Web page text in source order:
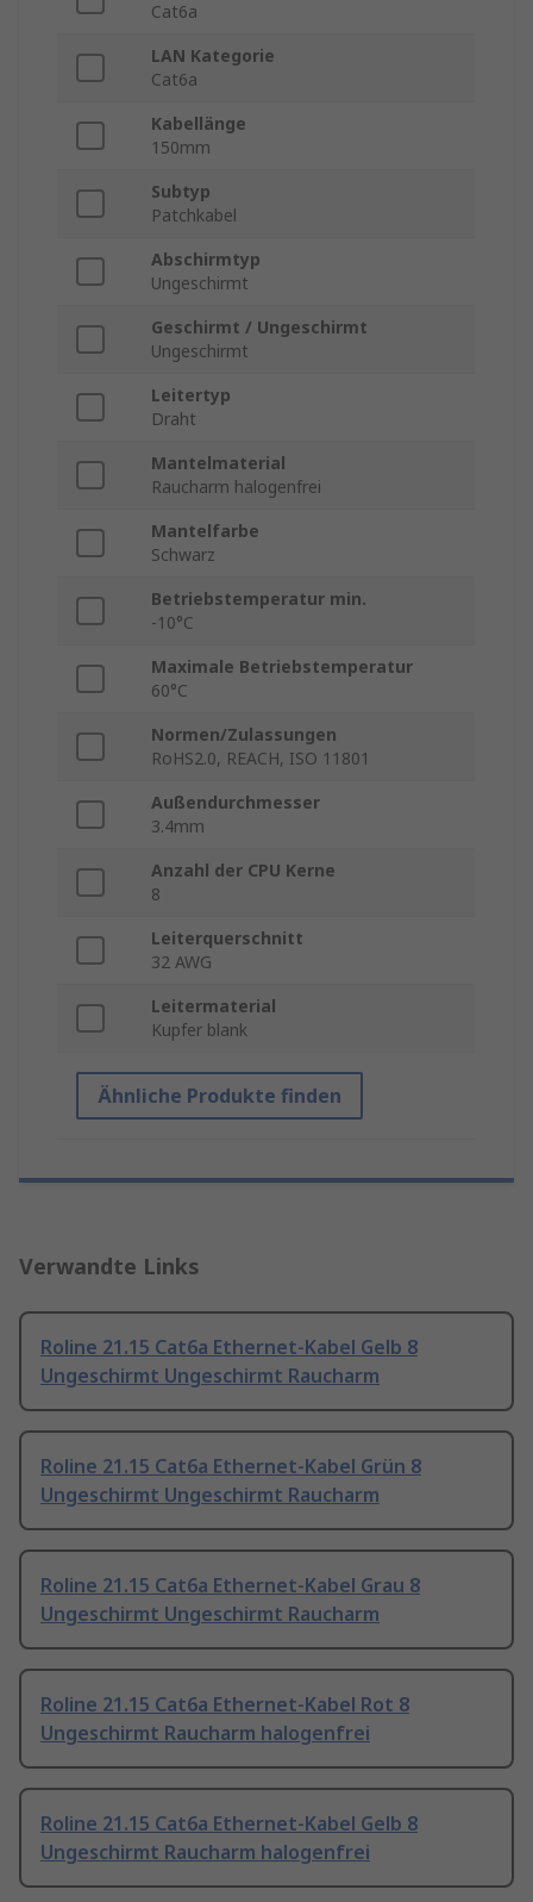
Cat6a
LAN Kategorie
Cat6a
Kabellänge
150mm
Subtyp
Patchkabel
Abschirmtyp
Ungeschirmt
Geschirmt / Ungeschirmt
Ungeschirmt
Leitertyp
Draht
Mantelmaterial
Raucharm halogenfrei
Mantelfarbe
Schwarz
Betriebstemperatur min.
-10°C
Maximale Betriebstemperatur
60°C
Normen/Zulassungen
RoHS2.0, REACH, ISO 11801
Außendurchmesser
3.4mm
Anzahl der CPU Kerne
8
Leiterquerschnitt
32 AWG
Leitermaterial
Kupfer blank
Ähnliche Produkte finden
Verwandte Links
Roline 21.15 Cat6a Ethernet-Kabel Gelb 8
Ungeschirmt Ungeschirmt Raucharm
Roline 21.15 Cat6a Ethernet-Kabel Grün 8
Ungeschirmt Ungeschirmt Raucharm
Roline 21.15 Cat6a Ethernet-Kabel Grau 8
Ungeschirmt Ungeschirmt Raucharm
Roline 21.15 Cat6a Ethernet-Kabel Rot 8
Ungeschirmt Raucharm halogenfrei
Roline 21.15 Cat6a Ethernet-Kabel Gelb 8
Ungeschirmt Raucharm halogenfrei